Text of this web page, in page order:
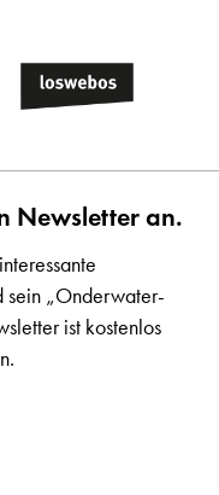
Newsletter an.
sein „Onderwater-
ist kostenlos